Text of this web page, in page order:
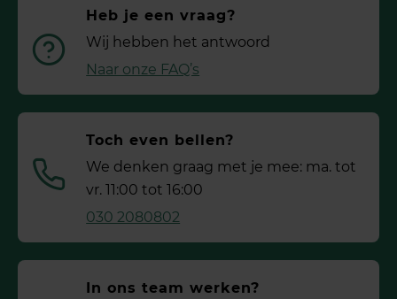
Heb je een vraag?
Wij hebben het antwoord
Naar onze FAQ’s
Toch even bellen?
We denken graag met je mee: ma. tot
vr. 11:00 tot 16:00
030 2080802
In ons team werken?